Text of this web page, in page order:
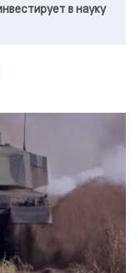
в науку